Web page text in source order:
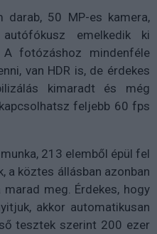
50 MP-es kamera,
emelkedik ki
A fotózáshoz mindenféle
van HDR is, de érdekes
kimaradt és még
feljebb 60 fps
213 elemből épül fel
a köztes állásban azonban
meg. Érdekes, hogy
akkor automatikusan
tesztek szerint 200 ezer